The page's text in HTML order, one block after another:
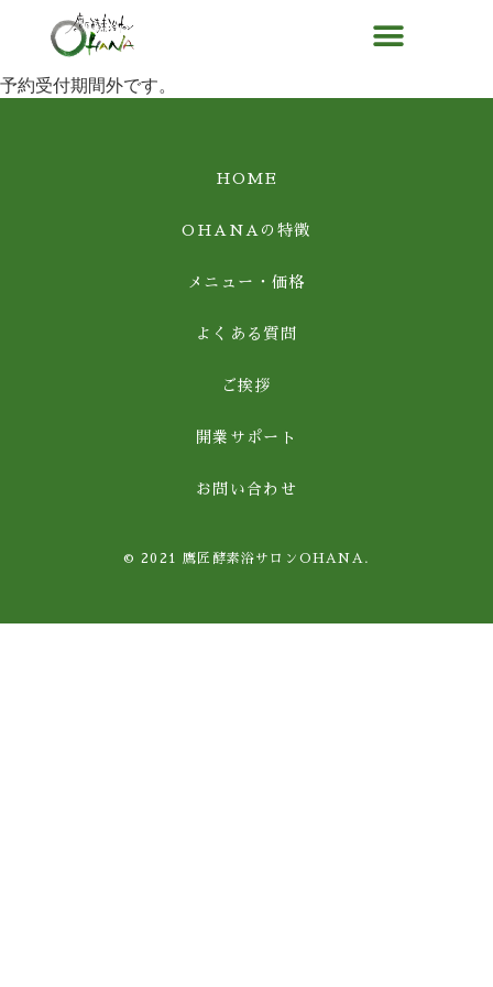
予約受付期間外です。
HOME
OHANAの特徴
メニュー・価格
よくある質問
ご挨拶
開業サポート
お問い合わせ
© 2021 鷹匠酵素浴サロンOHANA.